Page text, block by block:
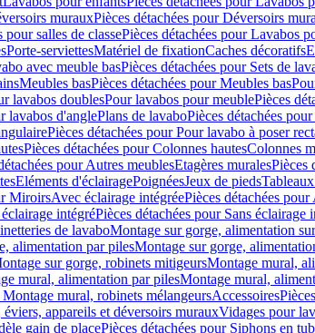
murauxPièces détachées pour Déversoirs
pour salles de classePièces détachées pour Lavabos
Porte-serviettesMatériel de fixationCaches décoratifs
avec meuble basPièces détachées pour Sets de
Meubles basPièces détachées pour Meubles bas
lavabos doublesPour lavabos pour meublePièces
lavabos d'anglePlans de lavaboPièces détachées
Pièces détachées pour Pour lavabo à poser
Pièces détachées pour Colonnes hautesColonnes
pour Autres meublesEtagères muralesPièces
Eléments d'éclairagePoignéesJeux de pieds
MiroirsAvec éclairage intégréePièces détachées
éclairage intégréPièces détachées pour Sans éclairage
de lavaboMontage sur gorge, alimentation
alimentation par pilesMontage sur gorge,
sur gorge, robinets mitigeursMontage mural,
mural, alimentation par pilesMontage mural,
Montage mural, robinets mélangeursAccessoires
appareils et déversoirs murauxVidages pour
gain de placePièces détachées pour Siphons en